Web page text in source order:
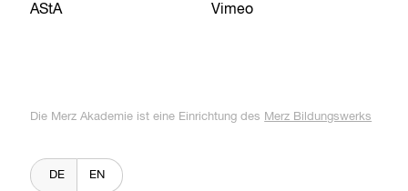
AStA
Vimeo
Die Merz Akademie ist eine Einrichtung des Merz Bildungswerks
DE EN